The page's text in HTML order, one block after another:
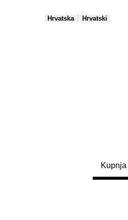
Hrvatska Hrvatski
Kupnja